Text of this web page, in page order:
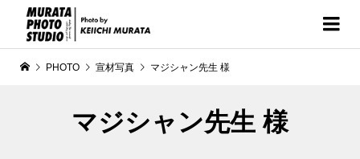
PHOTO 宣材写真 マジシャン先生 様
マジシャン先生 様